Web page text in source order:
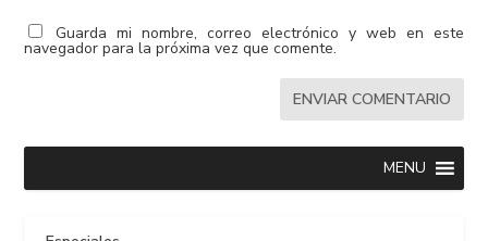
Guarda mi nombre, correo electrónico y web en este
navegador para la próxima vez que comente.
MENU